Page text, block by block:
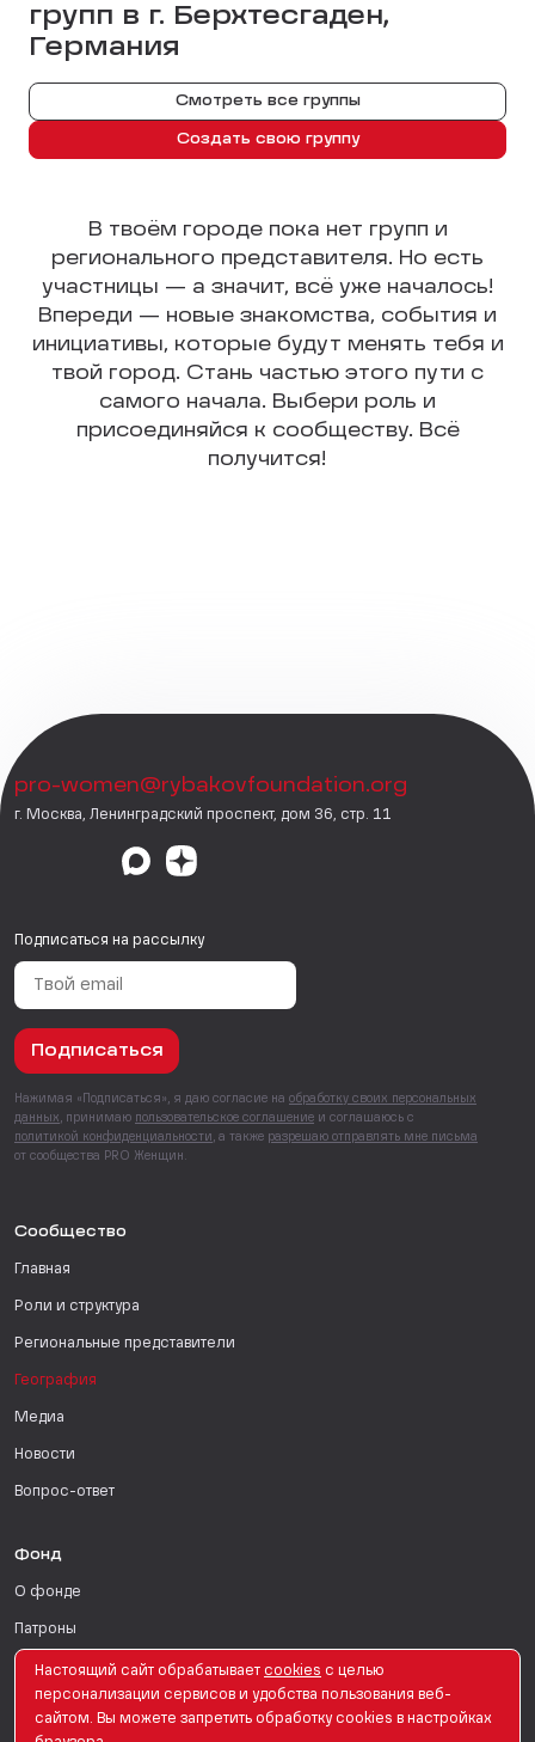
групп в г. Берхтесгаден,
Германия
Смотреть все группы
Создать свою группу
В твоём городе пока нет групп и
регионального представителя. Но есть
участницы — а значит, всё уже началось!
Впереди — новые знакомства, события и
инициативы, которые будут менять тебя и
твой город. Стань частью этого пути с
самого начала. Выбери роль и
присоединяйся к сообществу. Всё
получится!
pro-women@rybakovfoundation.org
г. Москва, Ленинградский проспект, дом 36, стр. 11
Подписаться на рассылку
Подписаться
Нажимая «Подписаться», я даю согласие на обработку своих персональных
данных , принимаю пользовательское соглашение и соглашаюсь с
политикой конфиденциальности , а также разрешаю отправлять мне письма
от сообщества PRO Женщин.
Сообщество
Главная
Роли и структура
Региональные представители
География
Медиа
Новости
Вопрос-ответ
Фонд
О фонде
Патроны
Поддержать
Для СМИ
Настоящий сайт обрабатывает сookies с целью
персонализации сервисов и удобства пользования веб-
сайтом. Вы можете запретить обработку сookies в настройках